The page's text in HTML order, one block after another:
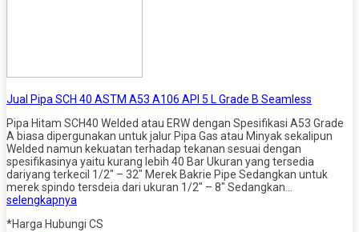
Jual Pipa SCH 40 ASTM A53 A106 API 5 L Grade B Seamless
Pipa Hitam SCH40 Welded atau ERW dengan Spesifikasi A53 Grade
A biasa dipergunakan untuk jalur Pipa Gas atau Minyak sekalipun
Welded namun kekuatan terhadap tekanan sesuai dengan
spesifikasinya yaitu kurang lebih 40 Bar Ukuran yang tersedia
dariyang terkecil 1/2″ – 32″ Merek Bakrie Pipe Sedangkan untuk
merek spindo tersdeia dari ukuran 1/2″ – 8″ Sedangkan…
selengkapnya
*Harga Hubungi CS